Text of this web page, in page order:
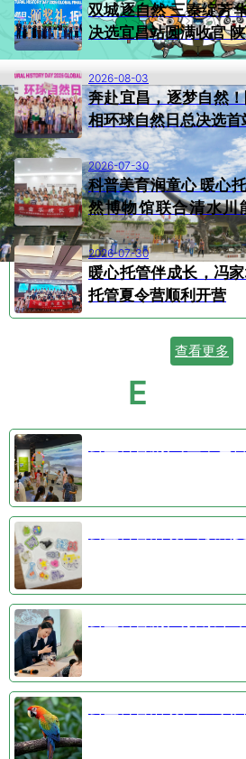
双城逐自然 三秦绽芳
决
2026-08-03
奔赴宜昌，逐梦自然
相环球自然日总决选首
2026-07-30
科普美育润童心 暖心
然博物馆联合清水川
顺...
2026-07-30
暖心托管伴成长，冯
托管夏令营顺利开营
查看更多
E